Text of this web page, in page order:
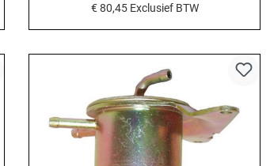
€ 80,45 Exclusief BTW